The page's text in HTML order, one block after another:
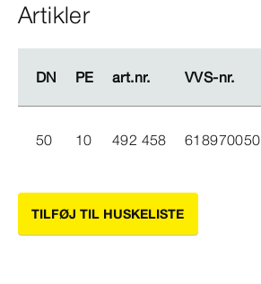
Artikler
DN PE art.nr. VVS-​nr.
DN PE art.nr. VVS-​nr.
50 10 492 458 618970050
TILFØJ TIL HUSKELISTE